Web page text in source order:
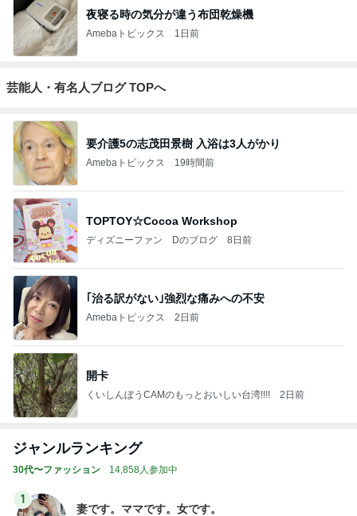
夜寝る時の気分が違う布団乾燥機
Amebaトピックス 1日前
芸能人・有名人ブログ TOPへ
要介護5の志茂田景樹 入浴は3人がかり
Amebaトピックス 19時間前
TOPTOY☆Cocoa Workshop
ディズニーファン Dのブログ 8日前
｢治る訳がない｣強烈な痛みへの不安
Amebaトピックス 2日前
開卡
くいしんぼうCAMのもっとおいしい台湾!!!! 2日前
ジャンルランキング
30代〜ファッション 14,858人参加中
1
妻です。ママです。女です。